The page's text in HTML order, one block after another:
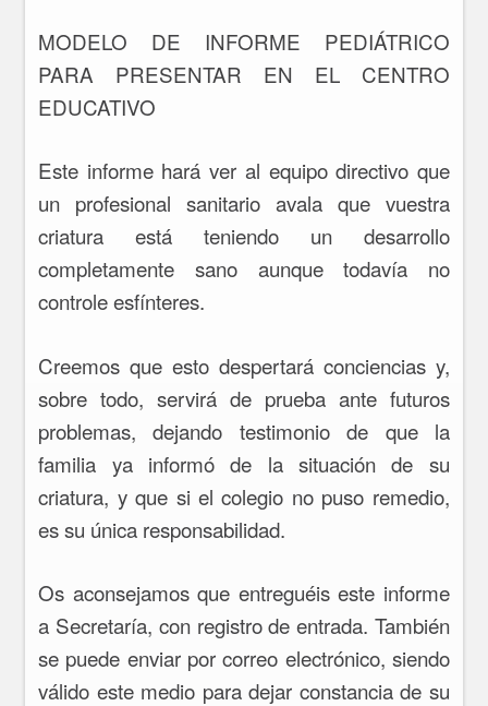
MODELO DE INFORME PEDIÁTRICO
PARA PRESENTAR EN EL CENTRO
EDUCATIVO
Este informe hará ver al equipo directivo que
un profesional sanitario avala que vuestra
criatura está teniendo un desarrollo
completamente sano aunque todavía no
controle esfínteres.
Creemos que esto despertará conciencias y,
sobre todo, servirá de prueba ante futuros
problemas, dejando testimonio de que la
familia ya informó de la situación de su
criatura, y que si el colegio no puso remedio,
es su única responsabilidad.
Os aconsejamos que entreguéis este informe
a Secretaría, con registro de entrada. También
se puede enviar por correo electrónico, siendo
válido este medio para dejar constancia de su